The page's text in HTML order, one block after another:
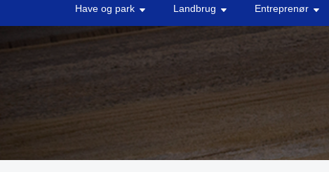
Have og park Landbrug Entreprenør